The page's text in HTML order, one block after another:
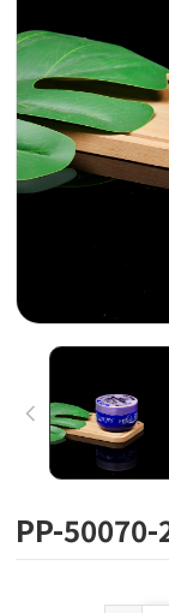
PP-50070-